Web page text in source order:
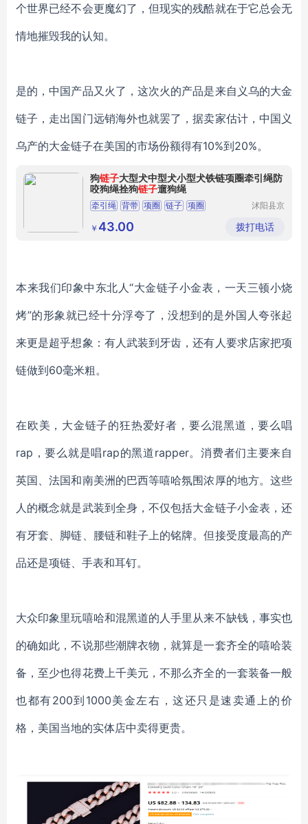
个世界已经不会更魔幻了，但现实的残酷就在于它总会无
情地摧毁我的认知。
是的，中国产品又火了，这次火的产品是来自义乌的大金
链子，走出国门远销海外也就罢了，据卖家估计，中国义
乌产的大金链子在美国的市场份额得有10%到20%。
狗链子大型犬中型犬小型犬铁链项圈牵引绳防
咬狗绳拴狗链子遛狗绳
牵引绳 背带 项圈 链子 项圈
沭阳县京
心
￥ 43.00 拨打电话
本来我们印象中东北人“大金链子小金表，一天三顿小烧
烤”的形象就已经十分浮夸了，没想到的是外国人夸张起
来更是超乎想象：有人武装到牙齿，还有人要求店家把项
链做到60毫米粗。
在欧美，大金链子的狂热爱好者，要么混黑道，要么唱
rap，要么就是唱rap的黑道rapper。消费者们主要来自
英国、法国和南美洲的巴西等嘻哈氛围浓厚的地方。这些
人的概念就是武装到全身，不仅包括大金链子小金表，还
有牙套、脚链、腰链和鞋子上的铭牌。但接受度最高的产
品还是项链、手表和耳钉。
大众印象里玩嘻哈和混黑道的人手里从来不缺钱，事实也
的确如此，不说那些潮牌衣物，就算是一套齐全的嘻哈装
备，至少也得花费上千美元，不那么齐全的一套装备一般
也都有200到1000美金左右，这还只是速卖通上的价
格，美国当地的实体店中卖得更贵。